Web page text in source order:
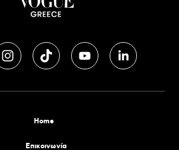
Home
Επικοινωνία